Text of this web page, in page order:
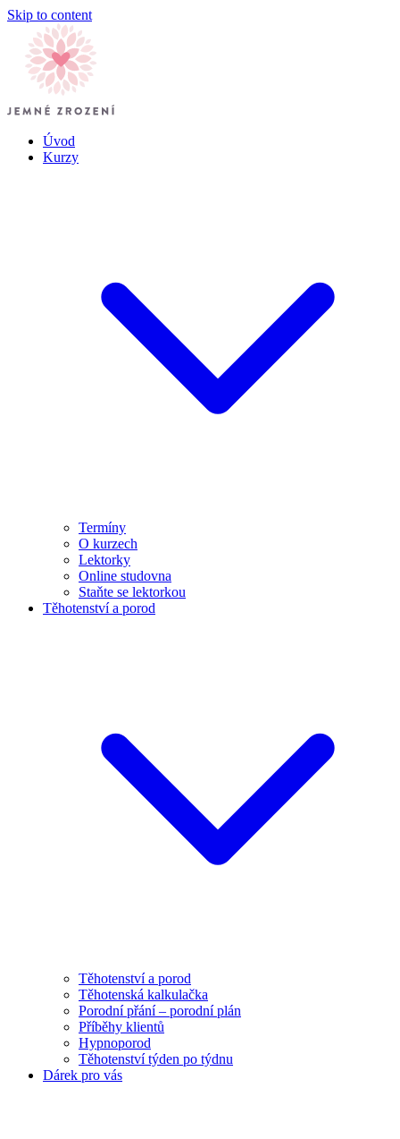
Skip to content
Úvod
Kurzy
Termíny
O kurzech
Lektorky
Online studovna
Staňte se lektorkou
Těhotenství a porod
Těhotenství a porod
Těhotenská kalkulačka
Porodní přání – porodní plán
Příběhy klientů
Hypnoporod
Těhotenství týden po týdnu
Dárek pro vás